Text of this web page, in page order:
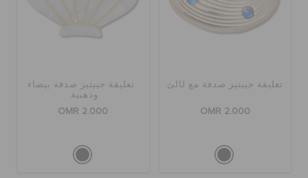
تعليقة جيبتيز صدفة مع لآلئ
OMR 2.000
تعليقة جيبتيز صدفة بيضاء
وذهبية
OMR 2.000